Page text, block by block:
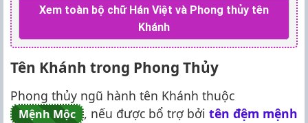
Xem toàn bộ chữ Hán Việt và Phong thủy tên
Khánh
Tên Khánh trong Phong Thủy
Phong thủy ngũ hành tên Khánh thuộc
Mệnh Mộc , nếu được bổ trợ bởi tên đệm mệnh